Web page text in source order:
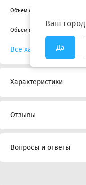
Объем оперативной памяти
Объем памяти 256 GB
Все характеристики
Характеристики
Отзывы
Вопросы и ответы
Ваш город
Да